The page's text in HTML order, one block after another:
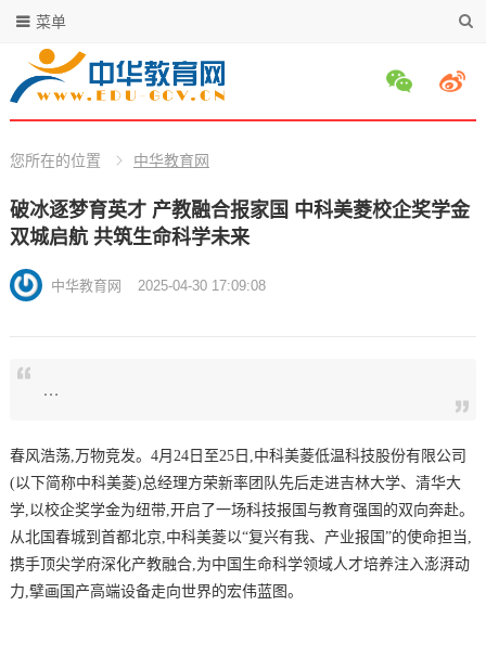
菜单
您所在的位置 中华教育网
破冰逐梦育英才 产教融合报家国 中科美菱校企奖学金
双城启航 共筑生命科学未来
中华教育网 2025-04-30 17:09:08
…
春风浩荡,万物竞发。4月24日至25日,中科美菱低温科技股份有限公司
(以下简称中科美菱)总经理方荣新率团队先后走进吉林大学、清华大
学,以校企奖学金为纽带,开启了一场科技报国与教育强国的双向奔赴。
从北国春城到首都北京,中科美菱以“复兴有我、产业报国”的使命担当,
携手顶尖学府深化产教融合,为中国生命科学领域人才培养注入澎湃动
力,擘画国产高端设备走向世界的宏伟蓝图。